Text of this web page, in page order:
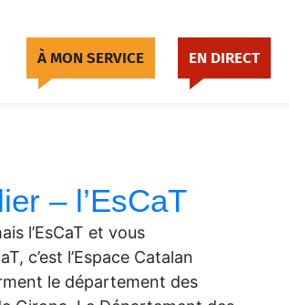
À MON SERVICE EN DIRECT
– l’EsCaT
l’EsCaT et vous
c’est l’Espace Catalan
le département des